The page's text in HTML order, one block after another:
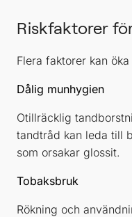
Riskfaktorer
Flera faktorer kan
Dålig munhygien
Otillräcklig
tandtråd kan leda till
som orsakar glossit.
Tobaksbruk
Rökning och